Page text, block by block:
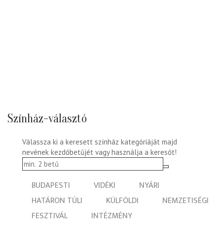
Színház-választó
Válassza ki a keresett színház kategóriáját majd
nevének kezdőbetűjét vagy használja a keresőt!
BUDAPESTI VIDÉKI
NYÁRI
HATÁRON TÚLI
KÜLFÖLDI
NEMZETISÉGI
FESZTIVÁL
INTÉZMÉNY